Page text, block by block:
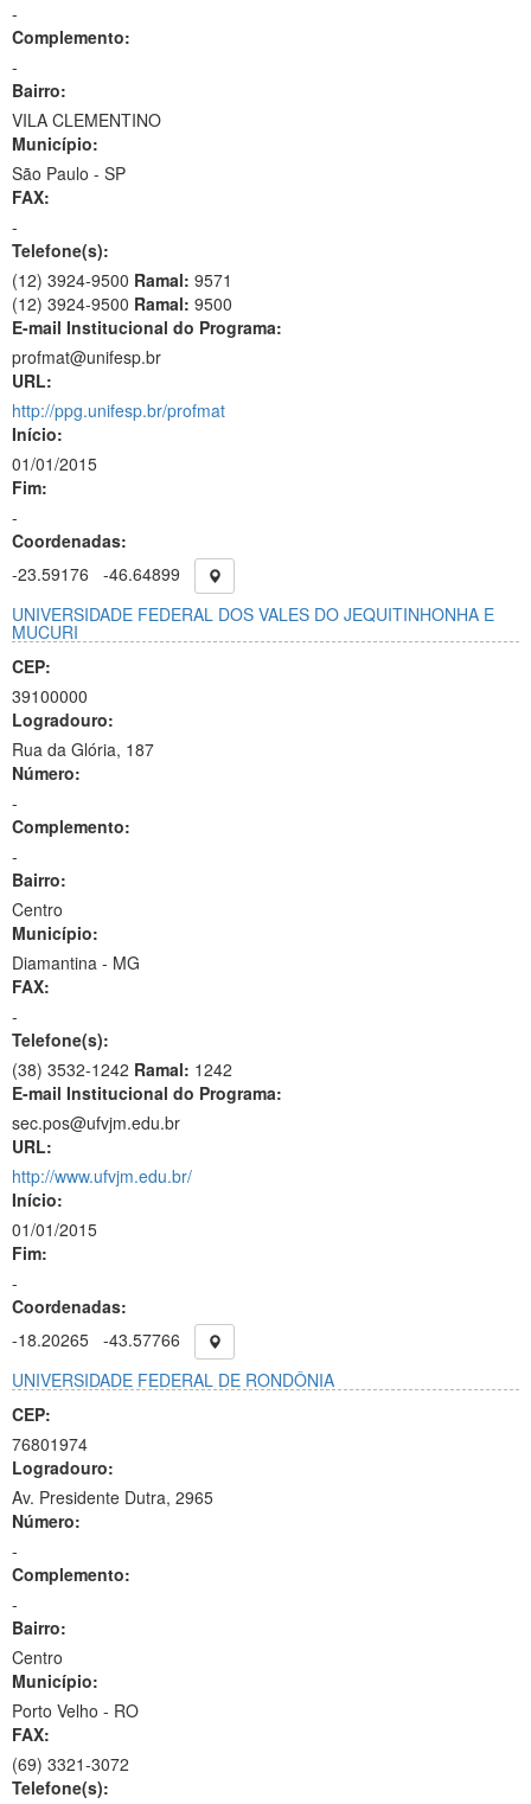
-
Complemento:
-
Bairro:
VILA CLEMENTINO
Município:
São Paulo - SP
FAX:
-
Telefone(s):
(12) 3924-9500 Ramal: 9571
(12) 3924-9500 Ramal: 9500
E-mail Institucional do Programa:
profmat@unifesp.br
URL:
http://ppg.unifesp.br/profmat
Início:
01/01/2015
Fim:
-
Coordenadas:
-23.59176
-46.64899
UNIVERSIDADE FEDERAL DOS VALES DO JEQUITINHONHA E
MUCURI
CEP:
39100000
Logradouro:
Rua da Glória, 187
Número:
-
Complemento:
-
Bairro:
Centro
Município:
Diamantina - MG
FAX:
-
Telefone(s):
(38) 3532-1242 Ramal: 1242
E-mail Institucional do Programa:
sec.pos@ufvjm.edu.br
URL:
http://www.ufvjm.edu.br/
Início:
01/01/2015
Fim:
-
Coordenadas:
-18.20265 -43.57766
UNIVERSIDADE FEDERAL DE RONDÔNIA
CEP:
76801974
Logradouro:
Av. Presidente Dutra, 2965
Número:
-
Complemento:
-
Bairro:
Centro
Município:
Porto Velho - RO
FAX:
(69) 3321-3072
Telefone(s):